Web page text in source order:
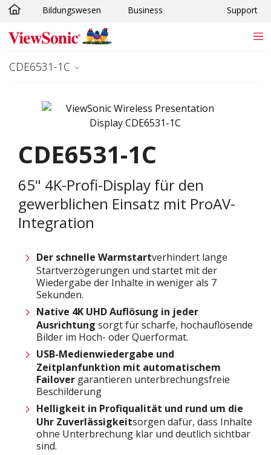
Skip to main content
Bildungswesen Business Support
CDE6531-1C
CDE6531-1C
65" 4K-Profi-Display für den
gewerblichen Einsatz mit ProAV-
Integration
Der schnelle Warmstartverhindert lange
Startverzögerungen und startet mit der
Wiedergabe der Inhalte in weniger als 7
Sekunden.
Native 4K UHD Auflösung in jeder
Ausrichtung sorgt für scharfe, hochauflösende
Bilder im Hoch- oder Querformat.
USB-Medienwiedergabe und
Zeitplanfunktion mit automatischem
Failover garantieren unterbrechungsfreie
Beschilderung
Helligkeit in Profiqualität und rund um die
Uhr Zuverlässigkeitsorgen dafür, dass Inhalte
ohne Unterbrechung klar und deutlich sichtbar
sind.